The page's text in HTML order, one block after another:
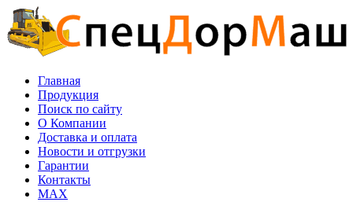
Перейти
к
основному
содержанию
Основная
навигация
Главная
Продукция
Поиск по сайту
O Компании
Доставка и оплата
Новости и отгрузки
Гарантии
Контакты
MAX